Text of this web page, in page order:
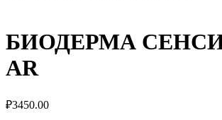
БИОДЕРМА
AR
₽3450.00